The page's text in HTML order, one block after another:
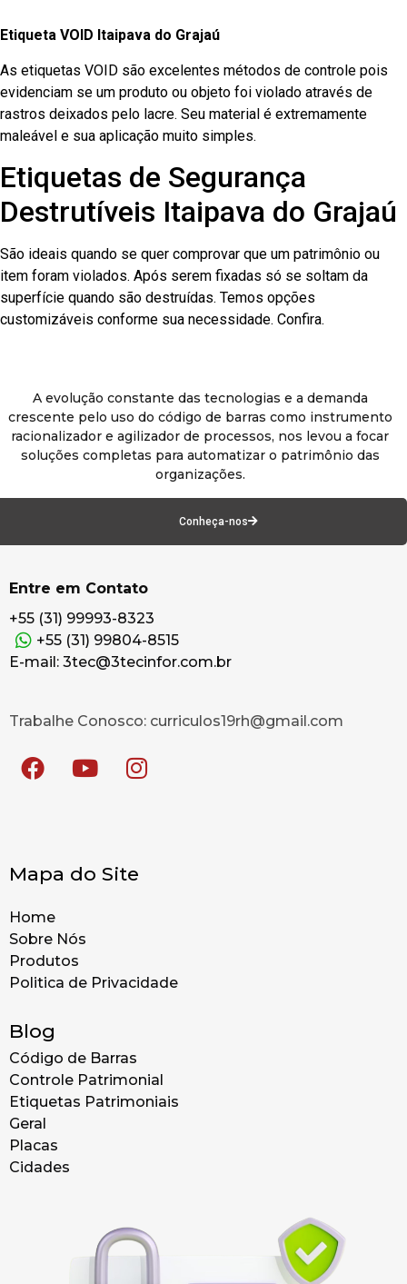
Etiqueta VOID Itaipava do Grajaú
As etiquetas VOID são excelentes métodos de controle pois
evidenciam se um produto ou objeto foi violado através de
rastros deixados pelo lacre. Seu material é extremamente
maleável e sua aplicação muito simples.
Etiquetas de Segurança
Destrutíveis Itaipava do Grajaú
São ideais quando se quer comprovar que um patrimônio ou
item foram violados. Após serem fixadas só se soltam da
superfície quando são destruídas. Temos opções
customizáveis conforme sua necessidade. Confira.
A evolução constante das tecnologias e a demanda
crescente pelo uso do código de barras como instrumento
racionalizador e agilizador de processos, nos levou a focar
soluções completas para automatizar o patrimônio das
organizações.
Conheça-nos
Entre em Contato
+55 (31) 99993-8323
+55 (31) 99804-8515
E-mail: 3tec@3tecinfor.com.br
Trabalhe Conosco: curriculos19rh@gmail.com
Mapa do Site
Home
Sobre Nós
Produtos
Politica de Privacidade
Blog
Código de Barras
Controle Patrimonial
Etiquetas Patrimoniais
Geral
Placas
Cidades